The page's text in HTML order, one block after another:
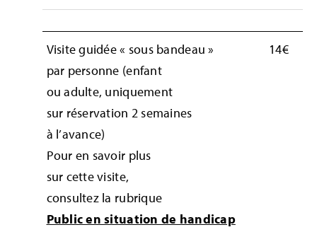
Visite guidée « sous bandeau »
par personne (enfant
ou adulte, uniquement
sur réservation 2 semaines
à l’avance)
Pour en savoir plus
sur cette visite,
consultez la rubrique
Public en situation de handicap
14€